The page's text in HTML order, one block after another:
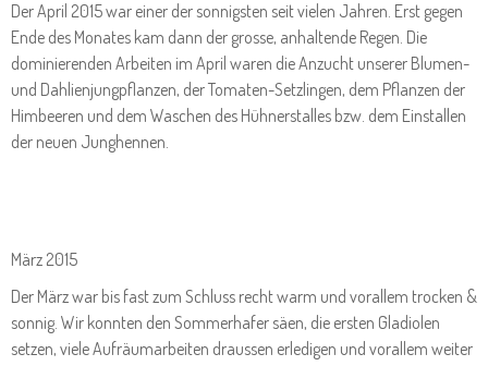
Der April 2015 war einer der sonnigsten seit vielen Jahren. Erst gegen
Ende des Monates kam dann der grosse, anhaltende Regen. Die
dominierenden Arbeiten im April waren die Anzucht unserer Blumen-
und Dahlienjungpflanzen, der Tomaten-Setzlingen, dem Pflanzen der
Himbeeren und dem Waschen des Hühnerstalles bzw. dem Einstallen
der neuen Junghennen.
März 2015
Der März war bis fast zum Schluss recht warm und vorallem trocken &
sonnig. Wir konnten den Sommerhafer säen, die ersten Gladiolen
setzen, viele Aufräumarbeiten draussen erledigen und vorallem weiter